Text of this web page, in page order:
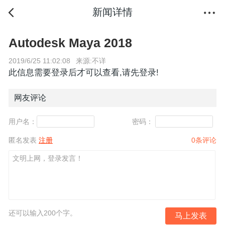
新闻详情
Autodesk Maya 2018
2019/6/25 11:02:08 来源:不详
此信息需要登录后才可以查看,请先登录!
网友评论
用户名： 密码：
匿名发表 注册 0条评论
还可以输入 200个字。